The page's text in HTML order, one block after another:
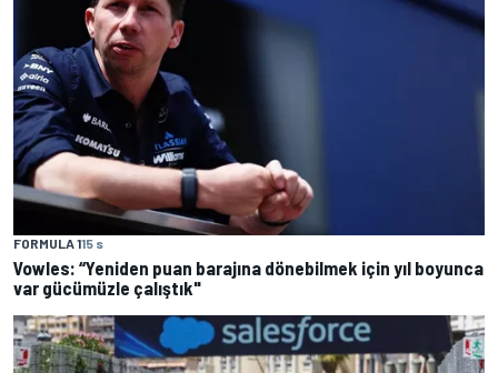
FORMULA 115 s
Vowles: “Yeniden puan barajına dönebilmek için yıl boyunca
var gücümüzle çalıştık"